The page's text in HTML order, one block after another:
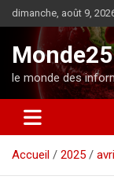
l
o
t
dimanche, août 9,
Monde25
le monde des
Accueil 2025